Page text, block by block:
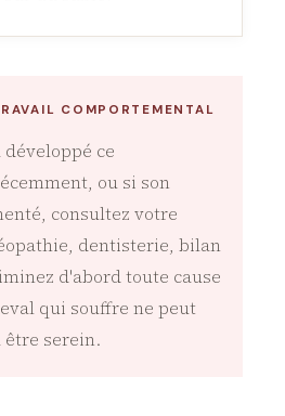
COMPORTEMENTAL
ce
ou si son
consultez votre
dentisterie, bilan
d'abord toute cause
qui souffre ne peut
être serein.